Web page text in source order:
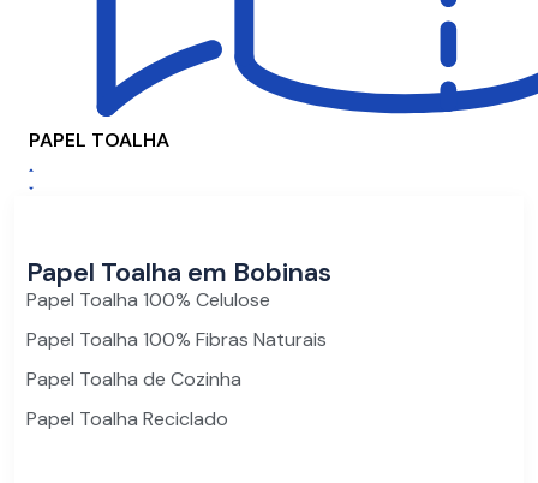
PAPEL TOALHA
Papel Toalha em Bobinas
Papel Toalha 100% Celulose
Papel Toalha 100% Fibras Naturais
Papel Toalha de Cozinha
Papel Toalha Reciclado